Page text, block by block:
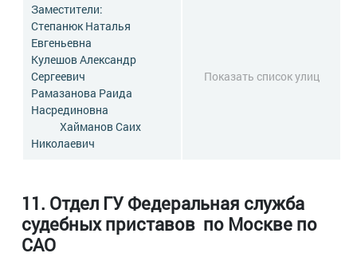
Заместители:
Степанюк Наталья
Евгеньевна
Кулешов Александр
Сергеевич
Рамазанова Раида
Насрединовна
Хайманов Саих
Николаевич
Показать список улиц
11. Отдел ГУ Федеральная служба
судебных приставов по Москве по
САО